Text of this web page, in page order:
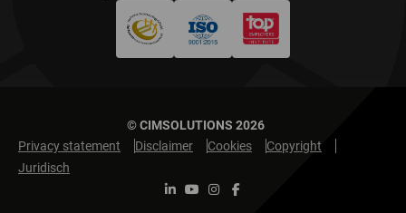
© CIMSOLUTIONS 2026
Privacy statement
Disclaimer Cookies
Copyright
Juridisch
Ga naar LinkedIn
Ga naar Youtube
Ga naar Instagram
Ga naar Facebook